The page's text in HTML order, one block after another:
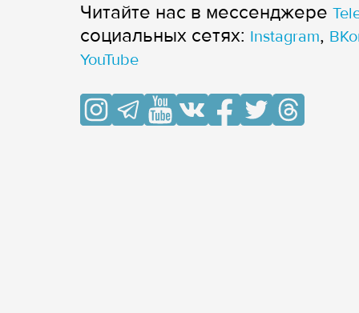
Читайте нас в мессенджере
cоциальных сетях: Instagram,
YouTube